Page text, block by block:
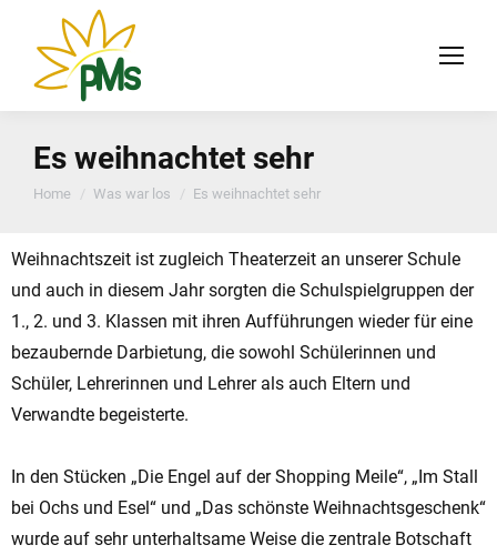
Es weihnachtet sehr
You are here:
Home Was war los Es weihnachtet sehr
Weihnachtszeit ist zugleich Theaterzeit an unserer Schule
und auch in diesem Jahr sorgten die Schulspielgruppen der
1., 2. und 3. Klassen mit ihren Aufführungen wieder für eine
bezaubernde Darbietung, die sowohl Schülerinnen und
Schüler, Lehrerinnen und Lehrer als auch Eltern und
Verwandte begeisterte.
In den Stücken „Die Engel auf der Shopping Meile“, „Im Stall
bei Ochs und Esel“ und „Das schönste Weihnachtsgeschenk“
wurde auf sehr unterhaltsame Weise die zentrale Botschaft